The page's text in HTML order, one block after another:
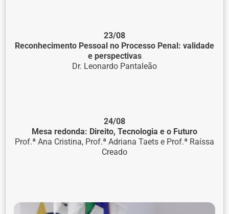
23/08
Reconhecimento Pessoal no Processo Penal: validade
e perspectivas
Dr. Leonardo Pantaleão
24/08
Mesa redonda: Direito, Tecnologia e o Futuro
Prof.ª Ana Cristina, Prof.ª Adriana Taets e Prof.ª Raíssa
Creado